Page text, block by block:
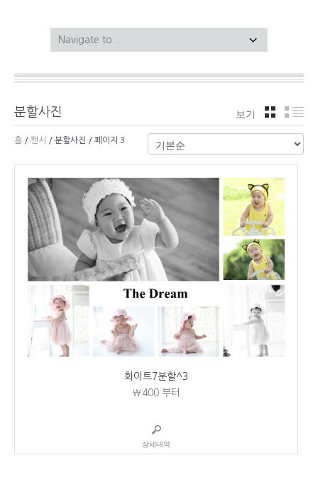
분할사진 보기 격자
홈 / 팬시 / 분할사진 / 페이지 3
화이트7분할^3
₩400부터
상세내역